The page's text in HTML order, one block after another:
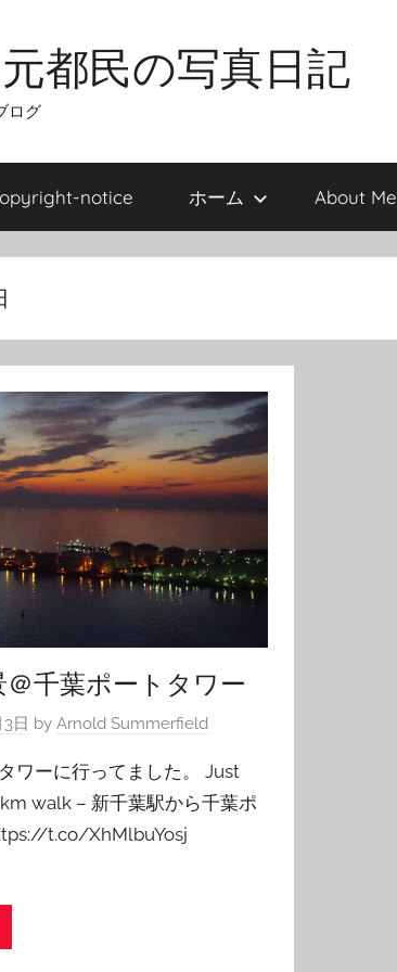
都民の写真日記
ログ
notice ホーム About Me
千葉ポートタワー
日 by Arnold Summerfield
ワーに行ってました。 Just
walk – 新千葉駅から千葉ポ
t.co/XhMlbuYosj